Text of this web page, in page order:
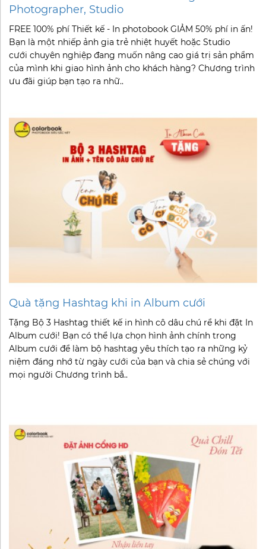
Photographer, Studio
FREE 100% phí Thiết kế - In photobook GIẢM 50% phí in ấn!
Bạn là một nhiếp ảnh gia trẻ nhiệt huyết hoặc Studio
cưới chuyên nghiệp đang muốn nâng cao giá trị sản phẩm
của mình khi giao hình ảnh cho khách hàng? Chương trình
ưu đãi giúp bạn tạo ra nhữ..
Quà tặng Hashtag khi in Album cưới
Tặng Bộ 3 Hashtag thiết kế in hình cô dâu chú rể khi đặt In
Album cưới! Bạn có thể lựa chọn hình ảnh chính trong
Album cưới để làm bộ hashtag yêu thích tạo ra những kỷ
niệm đáng nhớ từ ngày cưới của bạn và chia sẻ chúng với
mọi người Chương trình bắ..